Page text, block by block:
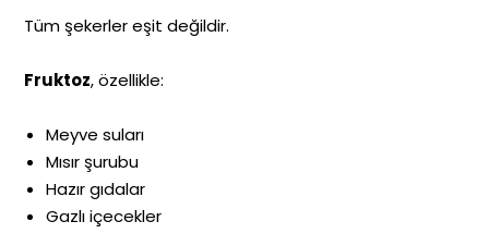
Tüm şekerler eşit değildir.
Fruktoz, özellikle:
Meyve suları
Mısır şurubu
Hazır gıdalar
Gazlı içecekler